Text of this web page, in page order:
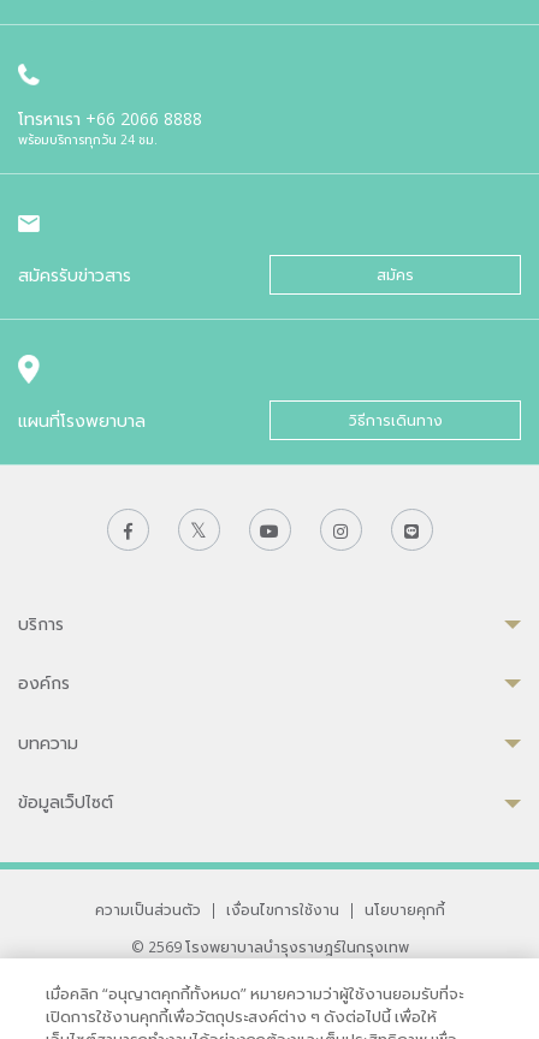
โทรหาเรา +66 2066 8888
พร้อมบริการทุกวัน 24 ชม.
สมัครรับข่าวสาร สมัคร
แผนที่โรงพยาบาล วิธีการเดินทาง
บริการ
องค์กร
บทความ
ข้อมูลเว็ปไซต์
ความเป็นส่วนตัว | เงื่อนไขการใช้งาน |
นโยบายคุกกี้
© 2569 โรงพยาบาลบำรุงราษฎร์ในกรุงเทพ
33 สุขุมวิท ซอย 3 เขตวัฒนา กรุงเทพ 10110 ประเทศไทย
หากท่านมีข้อคิดเห็นหรือปัญหาในการใช้เว็บไซต์ของเรา
เมื่อคลิก “อนุญาตคุกกี้ทั้งหมด” หมายความว่าผู้ใช้งานยอมรับที่จะ
เปิดการใช้งานคุกกี้เพื่อวัตถุประสงค์ต่าง ๆ ดังต่อไปนี้ เพื่อให้